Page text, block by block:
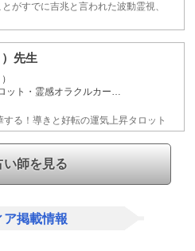
がすでに吉兆と言われた波動霊視、
先生
ト・霊感オラクルカー…
る！導きと好転の運気上昇タロット
い師を見る
ア掲載情報